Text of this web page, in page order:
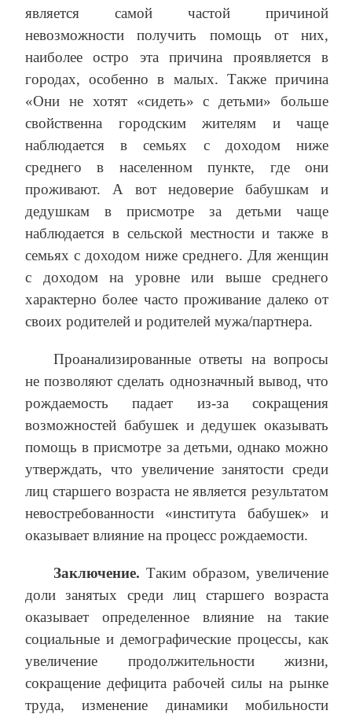
является самой частой причиной
невозможности получить помощь от них,
наиболее остро эта причина проявляется в
городах, особенно в малых. Также причина
«Они не хотят «сидеть» с детьми» больше
свойственна городским жителям и чаще
наблюдается в семьях с доходом ниже
среднего в населенном пункте, где они
проживают. А вот недоверие бабушкам и
дедушкам в присмотре за детьми чаще
наблюдается в сельской местности и также в
семьях с доходом ниже среднего. Для женщин
с доходом на уровне или выше среднего
характерно более часто проживание далеко от
своих родителей и родителей мужа/партнера.
Проанализированные ответы на вопросы
не позволяют сделать однозначный вывод, что
рождаемость падает из-за сокращения
возможностей бабушек и дедушек оказывать
помощь в присмотре за детьми, однако можно
утверждать, что увеличение занятости среди
лиц старшего возраста не является результатом
невостребованности «института бабушек» и
оказывает влияние на процесс рождаемости.
Заключение. Таким образом, увеличение
доли занятых среди лиц старшего возраста
оказывает определенное влияние на такие
социальные и демографические процессы, как
увеличение продолжительности жизни,
сокращение дефицита рабочей силы на рынке
труда, изменение динамики мобильности